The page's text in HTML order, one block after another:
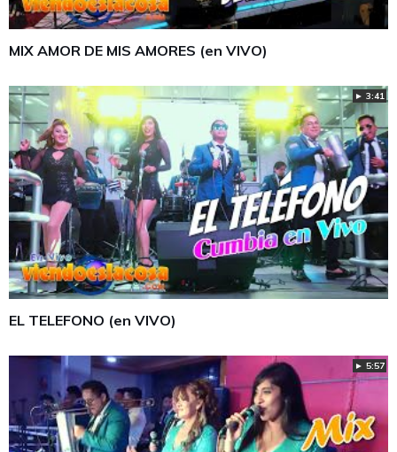
MIX AMOR DE MIS AMORES (en VIVO)
► 3:41
EL TELEFONO (en VIVO)
► 5:57